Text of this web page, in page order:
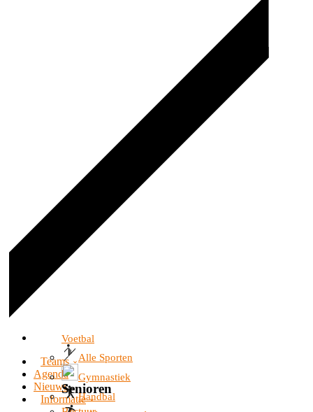
Voetbal
Alle Sporten
Gymnastiek
Handbal
Teams
Senioren
Agenda
Nieuws
Informatie